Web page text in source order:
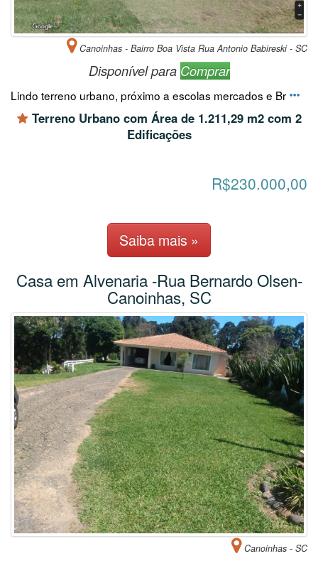
Canoinhas - Bairro Boa Vista Rua Antonio Babireski - SC
Disponível para Comprar
Lindo terreno urbano, próximo a escolas mercados e Br
Terreno Urbano com Área de 1.211,29 m2 com 2
Edificações
R$230.000,00
Saiba mais »
Casa em Alvenaria -Rua Bernardo Olsen-
Canoinhas, SC
Canoinhas - SC